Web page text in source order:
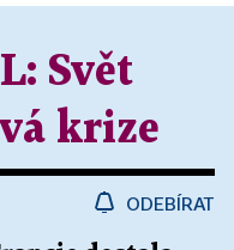
Svět
krize
ODEBÍRAT